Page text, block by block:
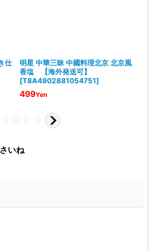
仕
明星 中華三昧 中國料理北京 北京風
香塩 【海外発送可】
[T8A4902881054751]
499Yen
いね